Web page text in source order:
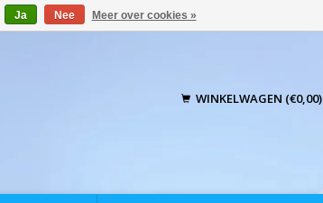
WINKELWAGEN (€0,00)
Ja Nee Meer over cookies »